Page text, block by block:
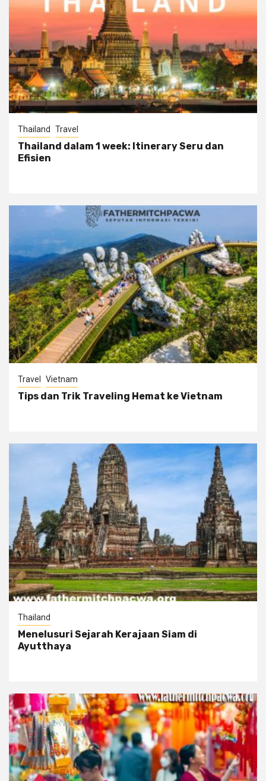
Thailand Travel
Thailand dalam 1 week: Itinerary Seru dan
Efisien
Travel Vietnam
Tips dan Trik Traveling Hemat ke Vietnam
Thailand
Menelusuri Sejarah Kerajaan Siam di
Ayutthaya